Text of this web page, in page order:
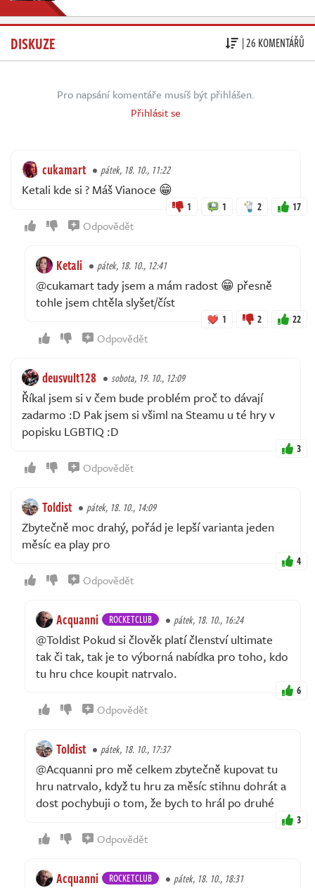
DISKUZE | 26 KOMENTÁŘŮ
Pro napsání komentáře musíš být přihlášen.
Přihlásit se
cukamart pátek, 18. 10., 11:22
Ketali kde si ? Máš Vianoce 😁
1 1 2 17
Odpovědět
Ketali pátek, 18. 10., 12:41
@cukamart tady jsem a mám radost 😁 přesně
tohle jsem chtěla slyšet/číst
1 2 22
Odpovědět
deusvult128 sobota, 19. 10., 12:09
Říkal jsem si v čem bude problém proč to dávají
zadarmo :D Pak jsem si všiml na Steamu u té hry v
popisku LGBTIQ :D
3
Odpovědět
Toldist pátek, 18. 10., 14:09
Zbytečně moc drahý, pořád je lepší varianta jeden
měsíc ea play pro
4
Odpovědět
Acquanni ROCKETCLUB pátek, 18. 10., 16:24
@Toldist Pokud si člověk platí členství ultimate
tak či tak, tak je to výborná nabídka pro toho, kdo
tu hru chce koupit natrvalo.
6
Odpovědět
Toldist pátek, 18. 10., 17:37
@Acquanni pro mě celkem zbytečně kupovat tu
hru natrvalo, když tu hru za měsíc stihnu dohrát a
dost pochybuji o tom, že bych to hrál po druhé
3
Odpovědět
Acquanni ROCKETCLUB pátek, 18. 10., 18:31